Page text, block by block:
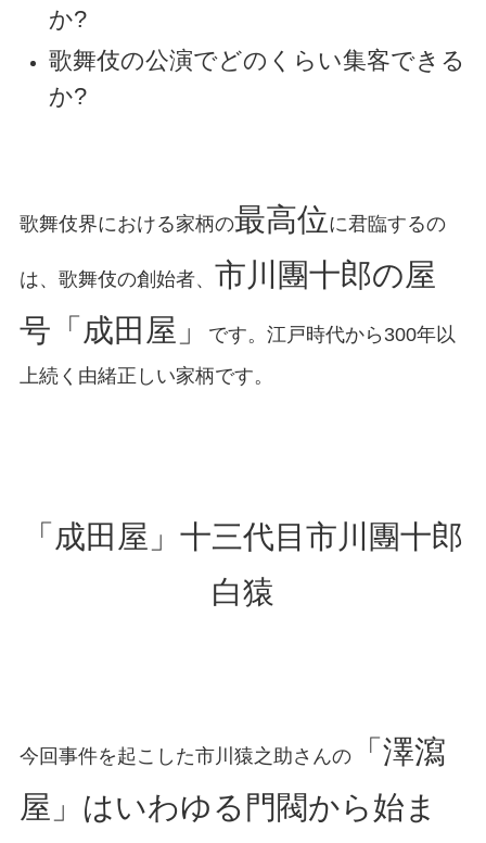
か?
歌舞伎の公演でどのくらい集客できる
か?
歌舞伎界における家柄の最高位に君臨するの
は、歌舞伎の創始者、 市川團十郎の屋
号「成田屋」
です。江戸時代から300年以
上続く由緒正しい家柄です。
「成田屋」十三代目市川團十郎
白猿
今回事件を起こした市川猿之助さんの「澤瀉
屋」はいわゆる門閥から始ま